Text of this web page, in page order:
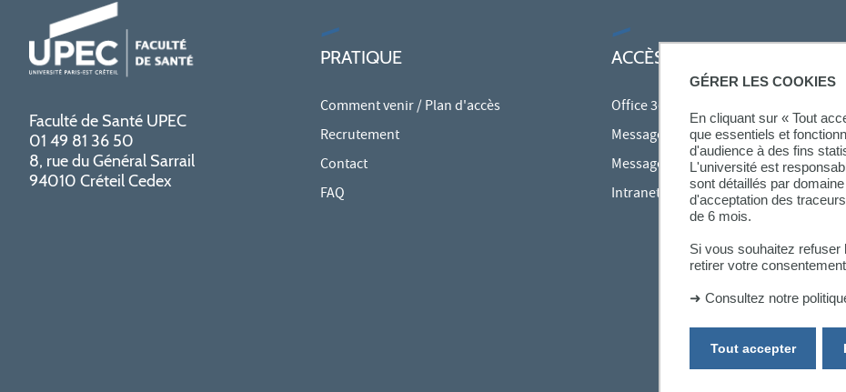
GÉRER LES COOKIES
En cliquant sur « Tout
que essentiels et
d'audience à des fins
L'université est
sont détaillés par
d'acceptation des
de 6 mois.
Si vous souhaitez
retirer votre
➜ Consultez notre
Tout accepter
Faculté de Santé UPEC
01 49 81 36 50
8, rue du Général Sarrail
94010 Créteil Cedex
PRATIQUE
Comment venir / Plan d'accès
Recrutement
Contact
FAQ
ACCÈS RAPIDES
Office 365
Messagerie des personnels
Messagerie étudiante
Intranet des personnels